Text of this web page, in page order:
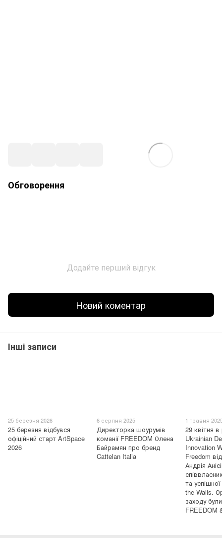
Обговорення
Додайте перший відгук
Новий коментар
Інші записи
25 березня 2026
25 березня відбувся
офіційний старт ArtSpace
2026
6 серпня 2025
Директорка шоурумів
команії FREEDOM Олена
Байрамян про бренд
Cattelan Italia
1 травня
29 квітня
Ukrainian
Innovation
Freedom
Андрія
та
the Walls.
заходу
FREEDOM